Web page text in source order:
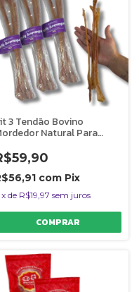
3 Tendão Bovino
Natural Para
com Pix
x de R$19,97 sem juros